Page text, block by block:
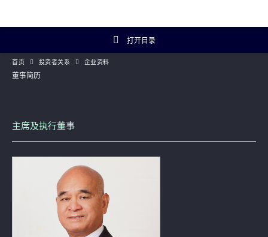
打开目录
投资者关系主页
财务数据
年报及简报
Artisanal Connect
首页 投资者关系 企业资料
董事简历
主席及执行董事